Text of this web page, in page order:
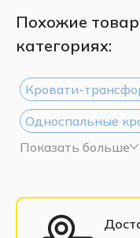
Похожие
категориях:
Кровати-
Односпальные
Шкафы-кровати
Шкафы-кровати
Показать больше